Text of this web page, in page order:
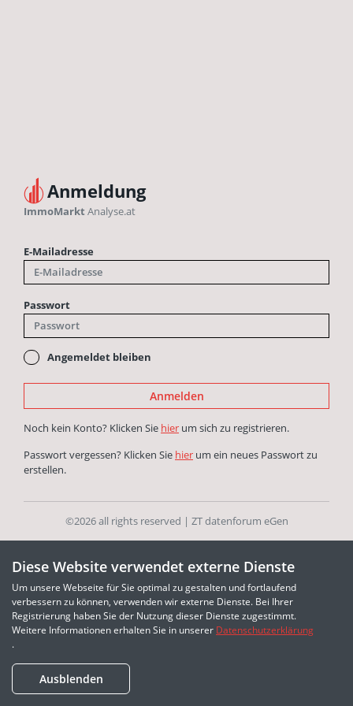
Anmeldung
ImmoMarkt Analyse.at
E-Mailadresse
Passwort
Angemeldet bleiben
Anmelden
Noch kein Konto? Klicken Sie hier um sich zu registrieren.
Passwort vergessen? Klicken Sie hier um ein neues Passwort zu
erstellen.
©2026 all rights reserved | ZT datenforum eGen
Diese Website verwendet externe Dienste
Um unsere Webseite für Sie optimal zu gestalten und fortlaufend
verbessern zu können, verwenden wir externe Dienste. Bei Ihrer
Registrierung haben Sie der Nutzung dieser Dienste zugestimmt.
Weitere Informationen erhalten Sie in unserer Datenschutzerklärung
.
Ausblenden